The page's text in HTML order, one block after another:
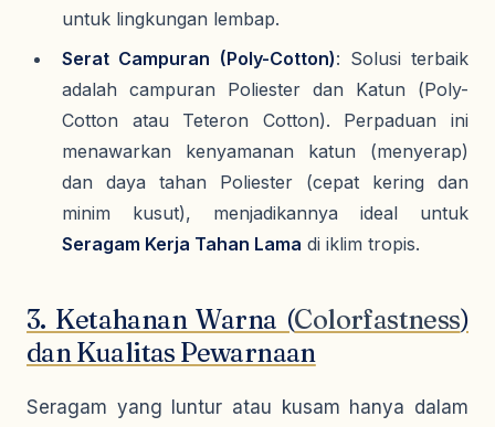
untuk lingkungan lembap.
Serat Campuran (Poly-Cotton): Solusi terbaik
adalah campuran Poliester dan Katun (Poly-
Cotton atau Teteron Cotton). Perpaduan ini
menawarkan kenyamanan katun (menyerap)
dan daya tahan Poliester (cepat kering dan
minim kusut), menjadikannya ideal untuk
Seragam Kerja Tahan Lama di iklim tropis.
3. Ketahanan Warna (Colorfastness)
dan Kualitas Pewarnaan
Seragam yang luntur atau kusam hanya dalam